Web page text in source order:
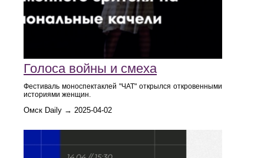
Голоса войны и смеха
Фестиваль моноспектаклей "ЧАТ" открылся откровенными
историями женщин.
Омск Daily → 2025-04-02